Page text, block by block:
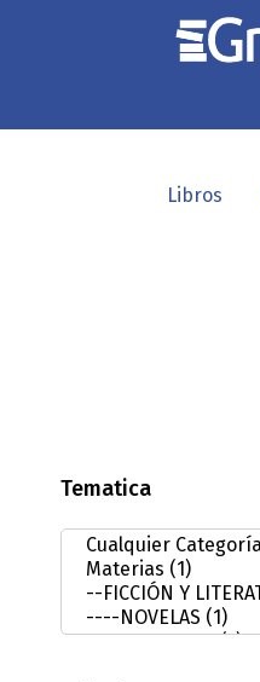
Libros
Tematica